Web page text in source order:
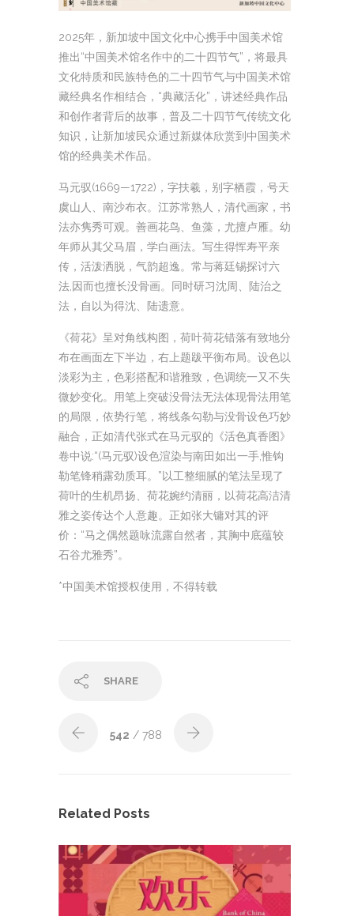
2025年，新加坡中国文化中心携手中国美术馆
推出“中国美术馆名作中的二十四节气”，将最具
文化特质和民族特色的二十四节气与中国美术馆
藏经典名作相结合，“典藏活化”，讲述经典作品
和创作者背后的故事，普及二十四节气传统文化
知识，让新加坡民众通过新媒体欣赏到中国美术
馆的经典美术作品。
马元驭(1669—1722)，字扶羲，别字栖霞，号天
虞山人、南沙布衣。江苏常熟人，清代画家，书
法亦隽秀可观。善画花鸟、鱼藻，尤擅卢雁。幼
年师从其父马眉，学白画法。写生得恽寿平亲
传，活泼洒脱，气韵超逸。常与蒋廷锡探讨六
法,因而也擅长没骨画。同时研习沈周、陆治之
法，自以为得沈、陆遗意。
《荷花》呈对角线构图，荷叶荷花错落有致地分
布在画面左下半边，右上题跋平衡布局。设色以
淡彩为主，色彩搭配和谐雅致，色调统一又不失
微妙变化。用笔上突破没骨法无法体现骨法用笔
的局限，依势行笔，将线条勾勒与没骨设色巧妙
融合，正如清代张式在马元驭的《活色真香图》
卷中说:“(马元驭)设色渲染与南田如出一手,惟钩
勒笔锋稍露劲质耳。”以工整细腻的笔法呈现了
荷叶的生机昂扬、荷花婉约清丽，以荷花高洁清
雅之姿传达个人意趣。正如张大镛对其的评
价：“马之偶然题咏流露自然者，其胸中底蕴较
石谷尤雅秀”。
*中国美术馆授权使用，不得转载
SHARE
542 / 788
Related Posts